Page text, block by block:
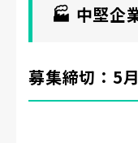
🏭 中堅企
募集締切：5